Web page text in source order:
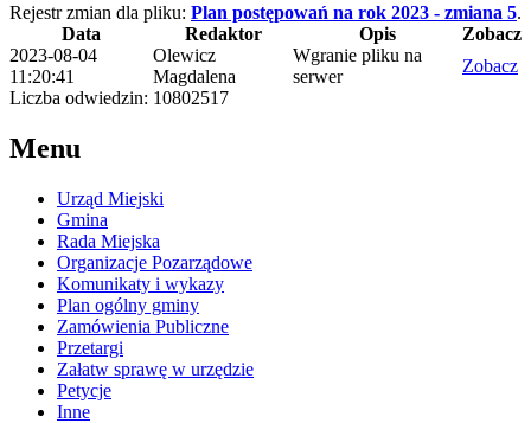
Rejestr zmian dla pliku: Plan postępowań na rok 2023 - zmiana 5.
Data
Redaktor Opis
Zobacz
2023-08-04
11:20:41
Olewicz
Magdalena
Wgranie pliku na
serwer
Zobacz
Liczba odwiedzin: 10802517
Menu
Urząd Miejski
Gmina
Rada Miejska
Organizacje Pozarządowe
Komunikaty i wykazy
Plan ogólny gminy
Zamówienia Publiczne
Przetargi
Załatw sprawę w urzędzie
Petycje
Inne